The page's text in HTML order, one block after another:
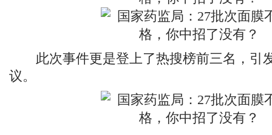
此次事件更是登上了热搜榜前三名，引
议。